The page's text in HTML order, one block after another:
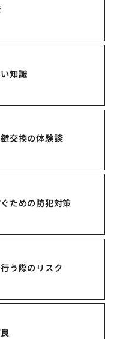
知識
交換の体験談
ための防犯対策
う際のリスク